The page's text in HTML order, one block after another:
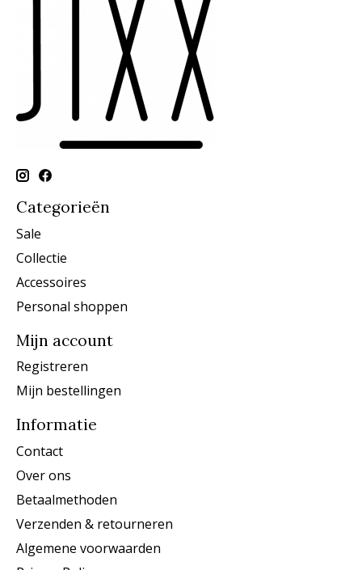
Categorieën
Sale
Collectie
Accessoires
Personal shoppen
Mijn account
Registreren
Mijn bestellingen
Informatie
Contact
Over ons
Betaalmethoden
Verzenden & retourneren
Algemene voorwaarden